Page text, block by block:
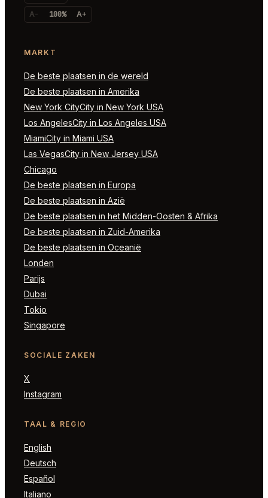
A- 100% A+
MARKT
De beste plaatsen in de wereld
De beste plaatsen in Amerika
New York CityCity in New York USA
Los AngelesCity in Los Angeles USA
MiamiCity in Miami USA
Las VegasCity in New Jersey USA
Chicago
De beste plaatsen in Europa
De beste plaatsen in Azië
De beste plaatsen in het Midden-Oosten & Afrika
De beste plaatsen in Zuid-Amerika
De beste plaatsen in Oceanië
Londen
Parijs
Dubai
Tokio
Singapore
SOCIALE ZAKEN
X
Instagram
TAAL & REGIO
English
Deutsch
Español
Italiano